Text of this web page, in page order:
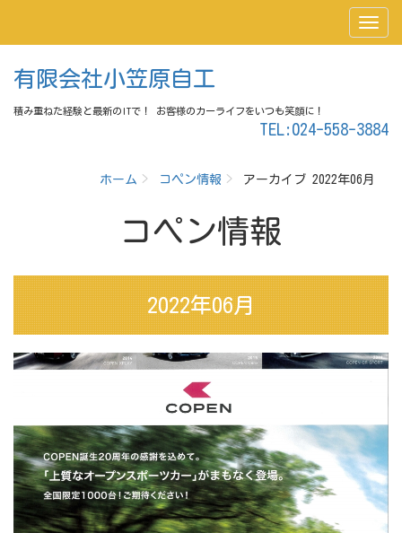
有限会社小笠原自工
積み重ねた経験と最新のITで！ お客様のカーライフをいつも笑顔に！
TEL:024-558-3884
ホーム コペン情報 アーカイブ 2022年06月
コペン情報
2022年06月